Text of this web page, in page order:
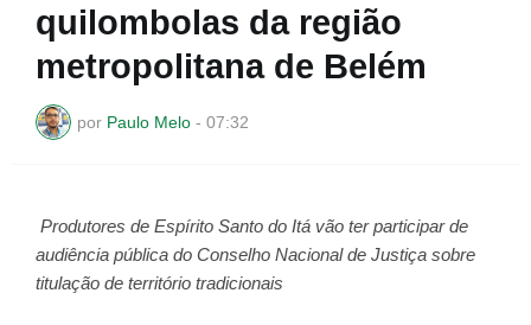
quilombolas da região
metropolitana de Belém
por Paulo Melo - 07:32
Produtores de Espírito Santo do Itá vão ter participar de
audiência pública do Conselho Nacional de Justiça sobre
titulação de território tradicionais